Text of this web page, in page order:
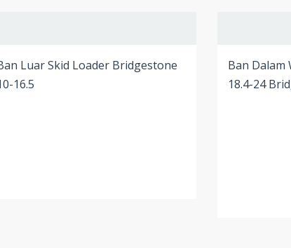
Luar Skid Loader Bridgestone
16.5
Ban Dalam
18.4-24